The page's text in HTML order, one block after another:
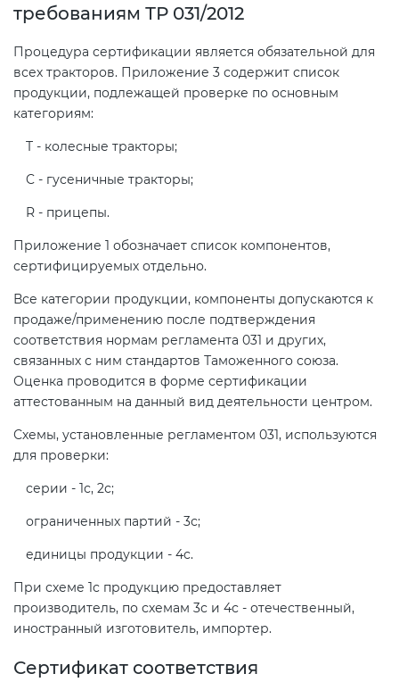
требованиям ТР 031/2012
Процедура сертификации является обязательной для
всех тракторов. Приложение 3 содержит список
продукции, подлежащей проверке по основным
категориям:
T - колесные тракторы;
C - гусеничные тракторы;
R - прицепы.
Приложение 1 обозначает список компонентов,
сертифицируемых отдельно.
Все категории продукции, компоненты допускаются к
продаже/применению после подтверждения
соответствия нормам регламента 031 и других,
связанных с ним стандартов Таможенного союза.
Оценка проводится в форме сертификации
аттестованным на данный вид деятельности центром.
Схемы, установленные регламентом 031, используются
для проверки:
серии - 1с, 2с;
ограниченных партий - 3с;
единицы продукции - 4с.
При схеме 1с продукцию предоставляет
производитель, по схемам 3с и 4с - отечественный,
иностранный изготовитель, импортер.
Сертификат соответствия